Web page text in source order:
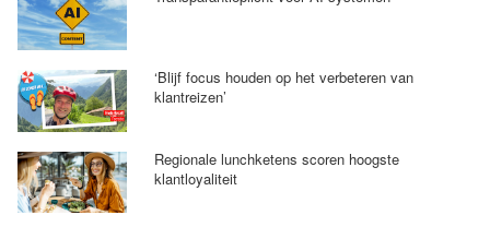
‘Blijf focus houden op het verbeteren van
klantreizen’
Regionale lunchketens scoren hoogste
klantloyaliteit